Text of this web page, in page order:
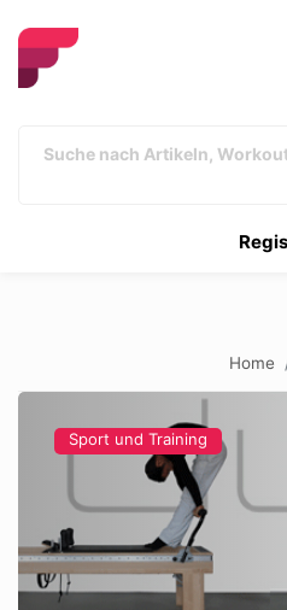
Home
Sport und Training